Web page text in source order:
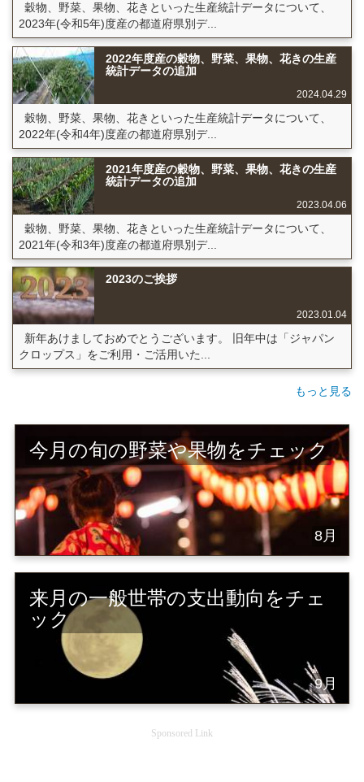
穀物、野菜、果物、花きといった生産統計データについて、
2023年(令和5年)度産の都道府県別デ...
2022年度産の穀物、野菜、果物、花きの生産
統計データの追加
2024.04.29
穀物、野菜、果物、花きといった生産統計データについて、
2022年(令和4年)度産の都道府県別デ...
2021年度産の穀物、野菜、果物、花きの生産
統計データの追加
2023.04.06
穀物、野菜、果物、花きといった生産統計データについて、
2021年(令和3年)度産の都道府県別デ...
2023のご挨拶
2023.01.04
新年あけましておめでとうございます。 旧年中は「ジャパン
クロップス」をご利用・ご活用いた...
もっと見る
今月の旬の野菜や果物をチェック
8月
来月の一般世帯の支出動向をチェ
ック
9月
Sponsored Link